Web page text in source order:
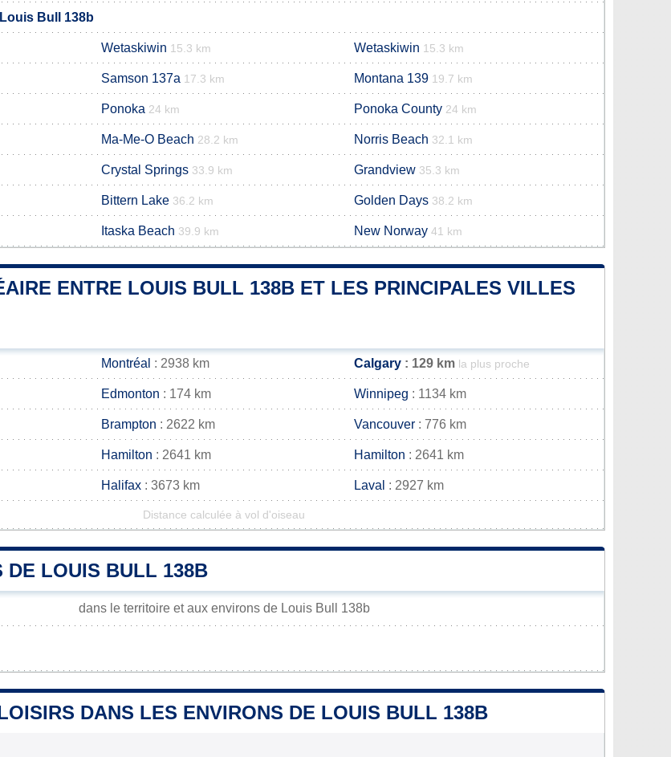
Bull 138b
Wetaskiwin 15.3 km Wetaskiwin 15.3 km
Samson 137a 17.3 km Montana 139 19.7 km
Ponoka 24 km Ponoka County 24 km
Ma-Me-O Beach 28.2 km Norris Beach 32.1 km
Crystal Springs 33.9 km Grandview 35.3 km
Bittern Lake 36.2 km Golden Days 38.2 km
Itaska Beach 39.9 km New Norway 41 km
ENTRE LOUIS BULL 138B ET LES PRINCIPALES VILLES
Montréal : 2938 km Calgary : 129 km la plus proche
Edmonton : 174 km Winnipeg : 1134 km
Brampton : 2622 km Vancouver : 776 km
Hamilton : 2641 km Hamilton : 2641 km
Halifax : 3673 km Laval : 2927 km
Distance calculée à vol d'oiseau
DE LOUIS BULL 138B
dans le territoire et aux environs de Louis Bull 138b
DANS LES ENVIRONS DE LOUIS BULL 138B